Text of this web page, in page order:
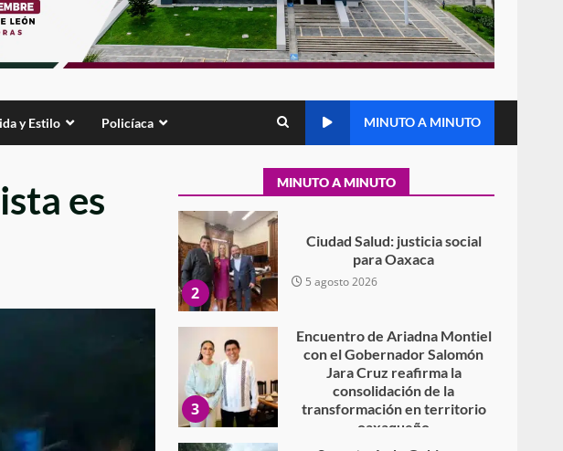
y Estilo Policíaca MINUTO A MINUTO
es
MINUTO A MINUTO
7
Sin paso carretera Oaxaca-
Cuacnopalan
26 junio 2026
Exhorta Poder Legislativo al
IEEPO y al Iocied a realizar una
instalaciones de la Escuela
Secundaria General Moisés
5 agosto 2026
2
Ciudad Salud: justicia social
para Oaxaca
5 agosto 2026
3
Encuentro de Ariadna Montiel
con el Gobernador Salomón
Jara Cruz reafirma la
consolidación de la
transformación en territorio
oaxaqueño